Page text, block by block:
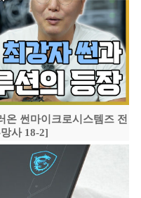
온 썬마이크로시스템즈 전
사 18-2]